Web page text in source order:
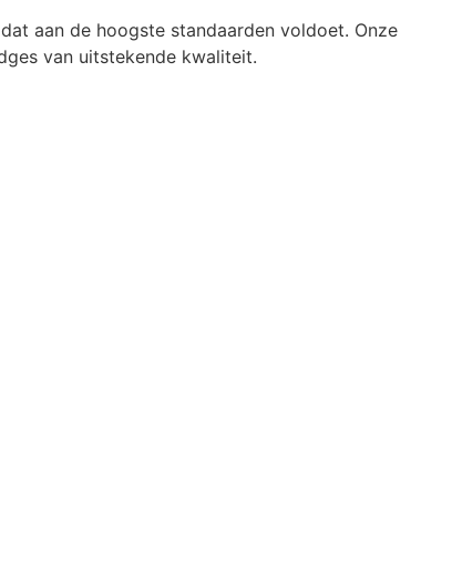
aan de hoogste standaarden voldoet. Onze
van uitstekende kwaliteit.